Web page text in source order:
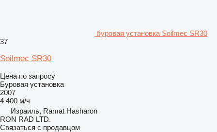
буровая установка Soilmec SR30
37
Soilmec SR30
Цена по запросу
Буровая установка
2007
4 400 м/ч
Израиль, Ramat Hasharon
RON RAD LTD.
Связаться с продавцом